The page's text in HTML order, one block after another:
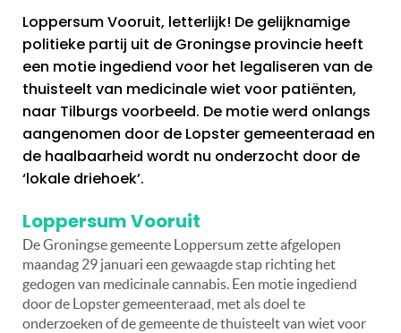
Loppersum Vooruit, letterlijk! De gelijknamige
politieke partij uit de Groningse provincie heeft
een motie ingediend voor het legaliseren van de
thuisteelt van medicinale wiet voor patiënten,
naar Tilburgs voorbeeld. De motie werd onlangs
aangenomen door de Lopster gemeenteraad en
de haalbaarheid wordt nu onderzocht door de
‘lokale driehoek’.
Loppersum Vooruit
De Groningse gemeente Loppersum zette afgelopen
maandag 29 januari een gewaagde stap richting het
gedogen van medicinale cannabis. Een motie ingediend
door de Lopster gemeenteraad, met als doel te
onderzoeken of de gemeente de thuisteelt van wiet voor